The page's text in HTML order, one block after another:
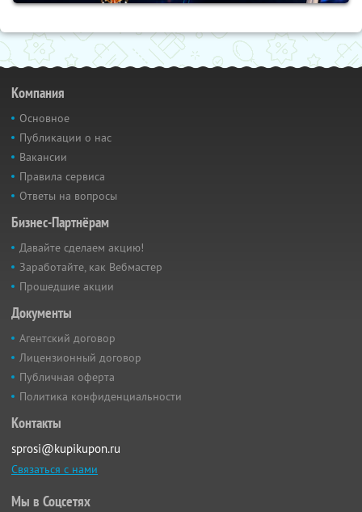
Компания
Основное
Публикации о нас
Вакансии
Правила сервиса
Ответы на вопросы
Бизнес-Партнёрам
Давайте сделаем акцию!
Заработайте, как Вебмастер
Прошедшие акции
Документы
Агентский договор
Лицензионный договор
Публичная оферта
Политика конфиденциальности
Контакты
sprosi@kupikupon.ru
Связаться с нами
Мы в Соцсетях